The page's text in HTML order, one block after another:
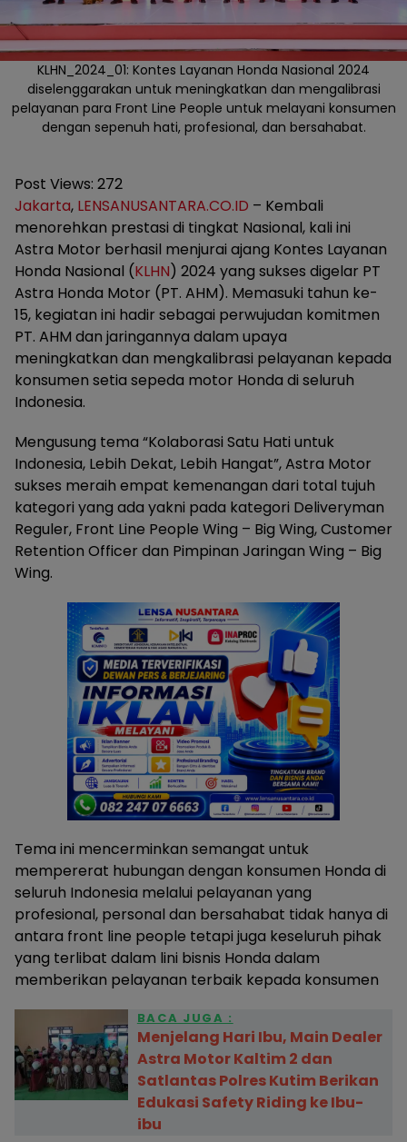
KLHN_2024_01: Kontes Layanan Honda Nasional 2024
diselenggarakan untuk meningkatkan dan mengalibrasi
pelayanan para Front Line People untuk melayani konsumen
dengan sepenuh hati, profesional, dan bersahabat.
Post Views: 272
Jakarta, LENSANUSANTARA.CO.ID – Kembali
menorehkan prestasi di tingkat Nasional, kali ini
Astra Motor berhasil menjurai ajang Kontes Layanan
Honda Nasional (KLHN) 2024 yang sukses digelar PT
Astra Honda Motor (PT. AHM). Memasuki tahun ke-
15, kegiatan ini hadir sebagai perwujudan komitmen
PT. AHM dan jaringannya dalam upaya
meningkatkan dan mengkalibrasi pelayanan kepada
konsumen setia sepeda motor Honda di seluruh
Indonesia.
Mengusung tema “Kolaborasi Satu Hati untuk
Indonesia, Lebih Dekat, Lebih Hangat”, Astra Motor
sukses meraih empat kemenangan dari total tujuh
kategori yang ada yakni pada kategori Deliveryman
Reguler, Front Line People Wing – Big Wing, Customer
Retention Officer dan Pimpinan Jaringan Wing – Big
Wing.
Tema ini mencerminkan semangat untuk
mempererat hubungan dengan konsumen Honda di
seluruh Indonesia melalui pelayanan yang
profesional, personal dan bersahabat tidak hanya di
antara front line people tetapi juga keseluruh pihak
yang terlibat dalam lini bisnis Honda dalam
memberikan pelayanan terbaik kepada konsumen
BACA JUGA :
Menjelang Hari Ibu, Main Dealer
Astra Motor Kaltim 2 dan
Satlantas Polres Kutim Berikan
Edukasi Safety Riding ke Ibu-
ibu